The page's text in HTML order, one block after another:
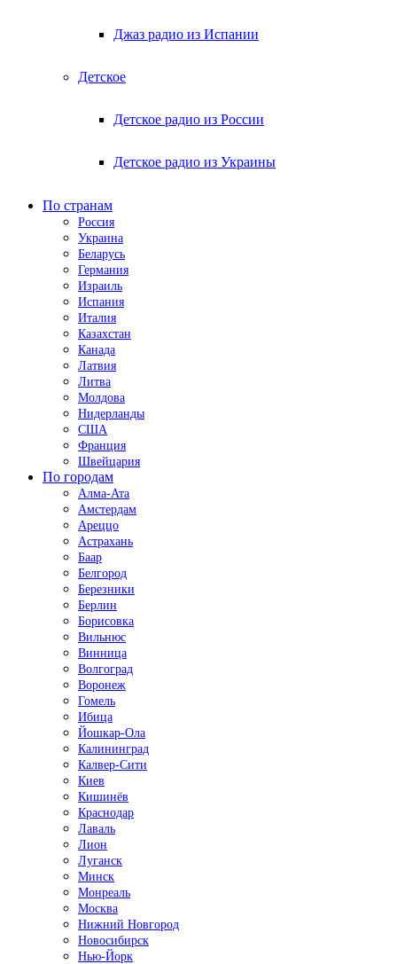
Джаз радио из Испании
Детское
Детское радио из России
Детское радио из Украины
По странам
Россия
Украина
Беларусь
Германия
Израиль
Испания
Италия
Казахстан
Канада
Латвия
Литва
Молдова
Нидерланды
США
Франция
Швейцария
По городам
Алма-Ата
Амстердам
Ареццо
Астрахань
Баар
Белгород
Березники
Берлин
Борисовка
Вильнюс
Винница
Волгоград
Воронеж
Гомель
Ибица
Йошкар-Ола
Калининград
Калвер-Сити
Киев
Кишинёв
Краснодар
Лаваль
Лион
Луганск
Минск
Монреаль
Москва
Нижний Новгород
Новосибирск
Нью-Йорк